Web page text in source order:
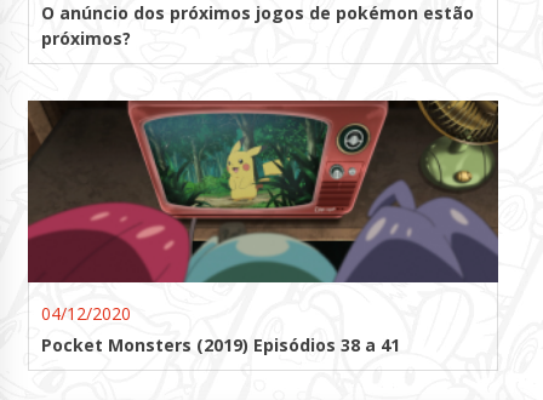
O anúncio dos próximos jogos de pokémon estão
próximos?
04/12/2020
Pocket Monsters (2019) Episódios 38 a 41